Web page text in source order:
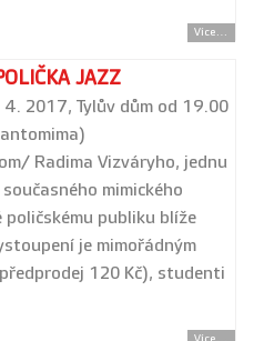
Více...
JAZZ
2017, Tylův dům od 19.00
Radima Vizváryho, jednu
mimického
publiku blíže
je mimořádným
120 Kč), studenti